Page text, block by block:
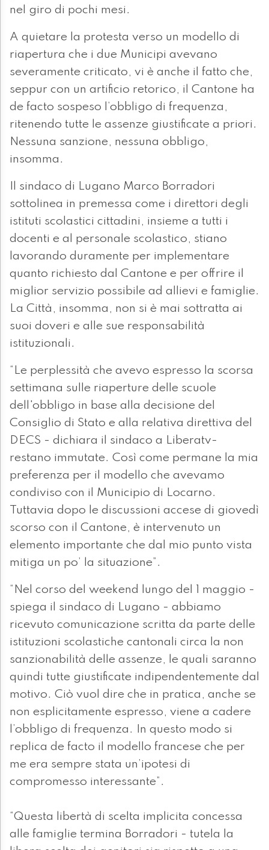
nel giro di pochi mesi.
A quietare la protesta verso un modello di
riapertura che i due Municipi avevano
severamente criticato, vi è anche il fatto che,
seppur con un artificio retorico, il Cantone ha
de facto sospeso l’obbligo di frequenza,
ritenendo tutte le assenze giustificate a priori.
Nessuna sanzione, nessuna obbligo,
insomma.
Il sindaco di Lugano Marco Borradori
sottolinea in premessa come i direttori degli
istituti scolastici cittadini, insieme a tutti i
docenti e al personale scolastico, stiano
lavorando duramente per implementare
quanto richiesto dal Cantone e per offrire il
miglior servizio possibile ad allievi e famiglie.
La Città, insomma, non si è mai sottratta ai
suoi doveri e alle sue responsabilità
istituzionali.
“Le perplessità che avevo espresso la scorsa
settimana sulle riaperture delle scuole
dell'obbligo in base alla decisione del
Consiglio di Stato e alla relativa direttiva del
DECS - dichiara il sindaco a Liberatv-
restano immutate. Così come permane la mia
preferenza per il modello che avevamo
condiviso con il Municipio di Locarno.
Tuttavia dopo le discussioni accese di giovedì
scorso con il Cantone, è intervenuto un
elemento importante che dal mio punto vista
mitiga un po’ la situazione”.
“Nel corso del weekend lungo del 1 maggio -
spiega il sindaco di Lugano - abbiamo
ricevuto comunicazione scritta da parte delle
istituzioni scolastiche cantonali circa la non
sanzionabilità delle assenze, le quali saranno
quindi tutte giustificate indipendentemente dal
motivo. Ciò vuol dire che in pratica, anche se
non esplicitamente espresso, viene a cadere
l’obbligo di frequenza. In questo modo si
replica de facto il modello francese che per
me era sempre stata un’ipotesi di
compromesso interessante”.
“Questa libertà di scelta implicita concessa
alle famiglie termina Borradori - tutela la